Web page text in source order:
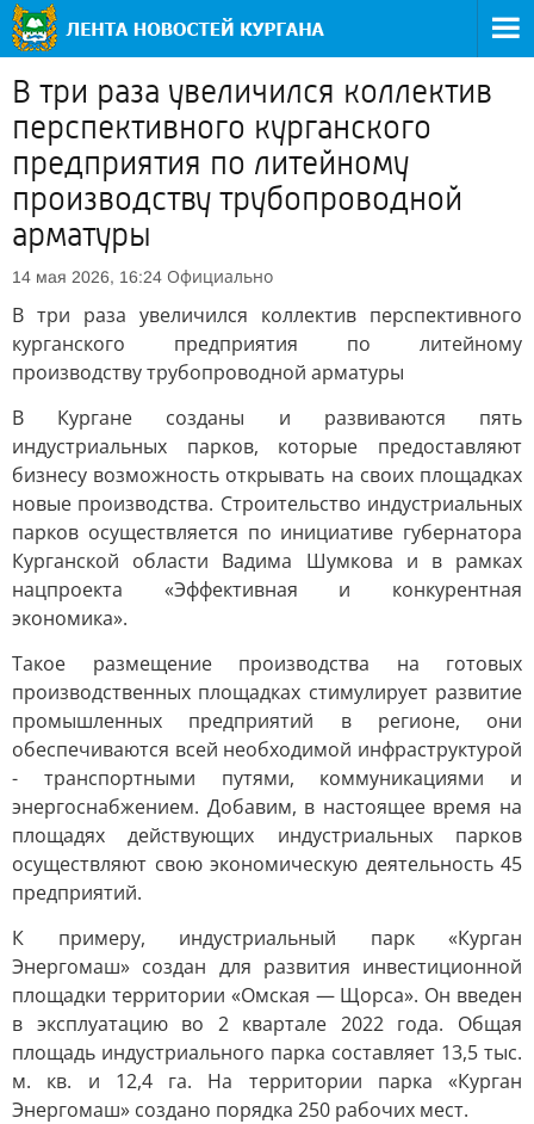
В три раза увеличился коллектив
перспективного курганского
предприятия по литейному
производству трубопроводной
арматуры
14 мая 2026, 16:24 Официально
В три раза увеличился коллектив перспективного
курганского предприятия по литейному
производству трубопроводной арматуры
В Кургане созданы и развиваются пять
индустриальных парков, которые предоставляют
бизнесу возможность открывать на своих площадках
новые производства. Строительство индустриальных
парков осуществляется по инициативе губернатора
Курганской области Вадима Шумкова и в рамках
нацпроекта «Эффективная и конкурентная
экономика».
Такое размещение производства на готовых
производственных площадках стимулирует развитие
промышленных предприятий в регионе, они
обеспечиваются всей необходимой инфраструктурой
- транспортными путями, коммуникациями и
энергоснабжением. Добавим, в настоящее время на
площадях действующих индустриальных парков
осуществляют свою экономическую деятельность 45
предприятий.
К примеру, индустриальный парк «Курган
Энергомаш» создан для развития инвестиционной
площадки территории «Омская — Щорса». Он введен
в эксплуатацию во 2 квартале 2022 года. Общая
площадь индустриального парка составляет 13,5 тыс.
м. кв. и 12,4 га. На территории парка «Курган
Энергомаш» создано порядка 250 рабочих мест.